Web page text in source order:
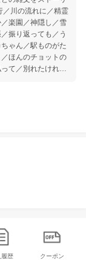
／川の流れに／精霊
楽園／神隠し／雪
振り返っても／う
ゃん／駅ものがた
ほんのチョットの
て／別れたけれど
履歴 クーポン